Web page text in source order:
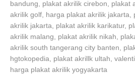
bandung, plakat akrilik cirebon, plakat
akrilik golf, harga plakat akrilik jakarta,
akrilik jakarta, plakat akrilik karikatur,
akrilik malang, plakat akrilik nikah,
akrilik south tangerang city banten,
hgtokopedia, plakat akrillk ultah,
harga plakat akrilik yogyakarta